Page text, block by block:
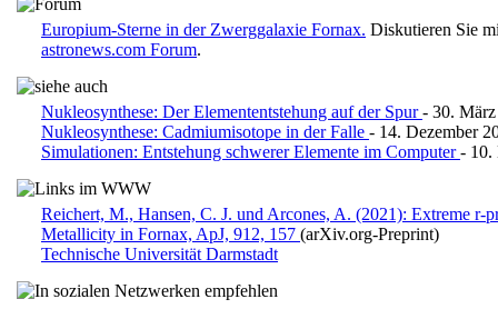
Europium-Sterne in der Zwerggalaxie Fornax. Diskutieren Sie
astronews.com Forum.
Nukleosynthese: Der Elemententstehung auf der Spur- 30.
Nukleosynthese: Cadmiumisotope in der Falle - 14. Dezember
Simulationen: Entstehung schwerer Elemente im Computer- 10.
Reichert, M., Hansen, C. J. und Arcones, A. (2021): Extreme r-
Metallicity in Fornax, ApJ, 912, 157 (arXiv.org-Preprint)
Technische Universität Darmstadt